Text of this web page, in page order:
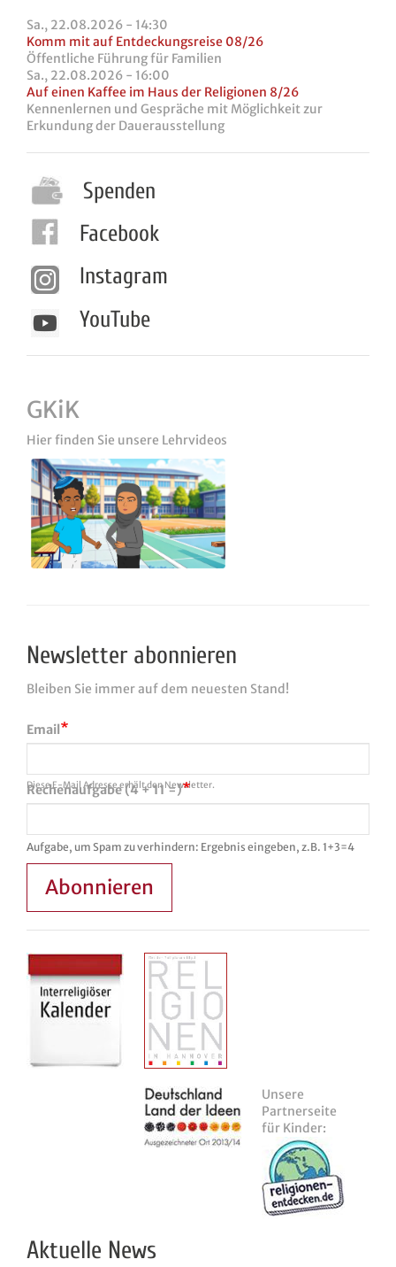
Sa., 22.08.2026 - 14:30
Komm mit auf Entdeckungsreise 08/26
Öffentliche Führung für Familien
Sa., 22.08.2026 - 16:00
Auf einen Kaffee im Haus der Religionen 8/26
Kennenlernen und Gespräche mit Möglichkeit zur
Erkundung der Dauerausstellung
Spenden
Facebook
Instagram
YouTube
GKiK
Hier finden Sie unsere Lehrvideos
Newsletter abonnieren
Email
Diese E-Mail Adresse erhält den Newsletter.
Bleiben Sie immer auf dem neuesten Stand!
Rechenaufgabe (4 + 11 =)
Aufgabe, um Spam zu verhindern: Ergebnis eingeben, z.B. 1+3=4
Abonnieren
Unsere
Partnerseite
für Kinder:
Aktuelle News